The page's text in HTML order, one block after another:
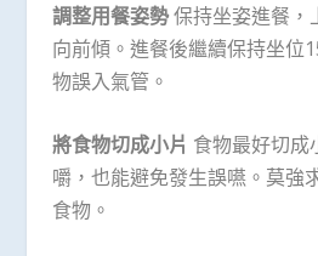
調整用餐姿勢保持坐姿進餐，
向前傾。進餐後繼續保持坐位
物誤入氣管。
將食物切成小片 食物最好切成
嚼，也能避免發生誤嚥。莫強
食物。